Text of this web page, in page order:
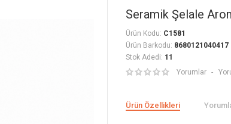
Seramik Şelale
Ürün Kodu: C1581
Ürün Barkodu: 8680121040417
Stok Adedi: 11
Yorumlar
Ürün Özellikleri